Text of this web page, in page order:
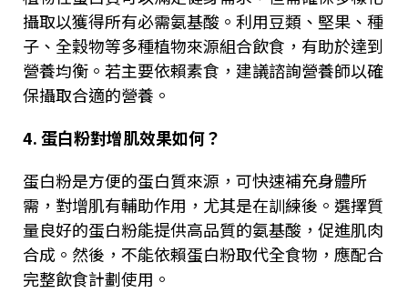
攝取以獲得所有必需氨基酸。利用豆類、堅果、種
子、全穀物等多種植物來源組合飲食，有助於達到
營養均衡。若主要依賴素食，建議諮詢營養師以確
保攝取合適的營養。
4.蛋白粉對增肌效果如何？
蛋白粉是方便的蛋白質來源，可快速補充身體所
需，對增肌有輔助作用，尤其是在訓練後。選擇質
量良好的蛋白粉能提供高品質的氨基酸，促進肌肉
合成。然後，不能依賴蛋白粉取代全食物，應配合
完整飲食計劃使用。